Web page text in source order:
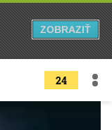
24
ZOBRAZIŤ